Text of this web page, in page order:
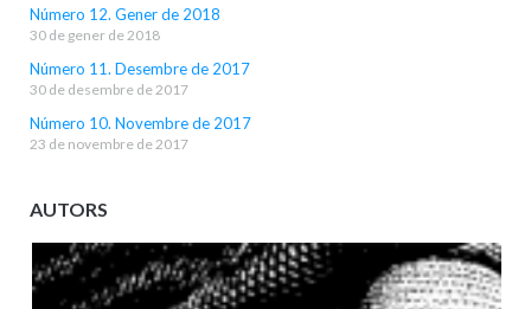
Número 12. Gener de 2018
30 de gener de 2018
Número 11. Desembre de 2017
30 de desembre de 2017
Número 10. Novembre de 2017
23 de novembre de 2017
AUTORS